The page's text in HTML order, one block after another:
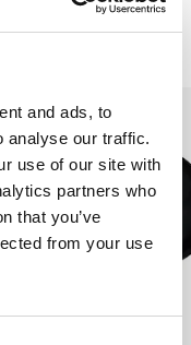
and ads, to
analyse our traffic.
use of our site with
partners who
that you’ve
from your use